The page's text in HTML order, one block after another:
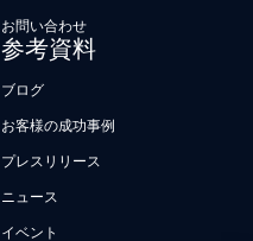
お問い合わせ
参考資料
ブログ
お客様の成功事例
プレスリリース
ニュース
イベント